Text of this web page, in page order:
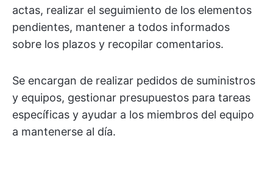
actas, realizar el seguimiento de los elementos
pendientes, mantener a todos informados
sobre los plazos y recopilar comentarios.
Se encargan de realizar pedidos de suministros
y equipos, gestionar presupuestos para tareas
específicas y ayudar a los miembros del equipo
a mantenerse al día.